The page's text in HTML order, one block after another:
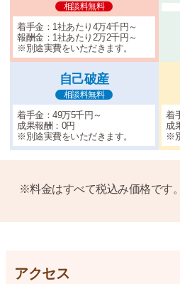
相談料無料
着手金：1社あたり4万4千円～
報酬金：1社あたり2万2千円～
※別途実費をいただきます。
自己破産
相談料無料
着手金：49万5千円～
成果報酬：0円
※別途実費をいただきます。
着
成
※
※料金はすべて税込み価格です。
アクセス